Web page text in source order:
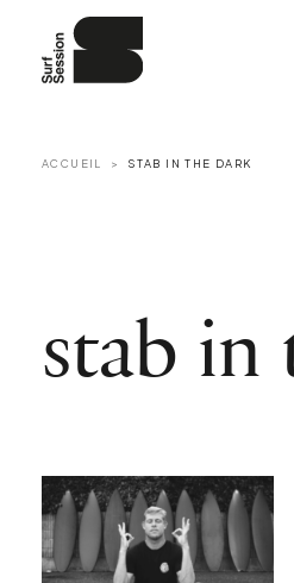
ACCUEIL STAB IN THE DARK
stab in